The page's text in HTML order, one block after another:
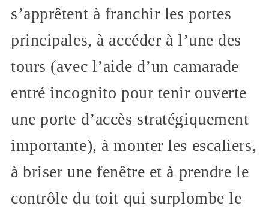
s’apprêtent à franchir les portes
principales, à accéder à l’une des
tours (avec l’aide d’un camarade
entré incognito pour tenir ouverte
une porte d’accès stratégiquement
importante), à monter les escaliers,
à briser une fenêtre et à prendre le
contrôle du toit qui surplombe le